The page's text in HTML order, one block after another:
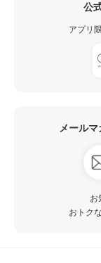
公
アプリ
メール
お
おトク